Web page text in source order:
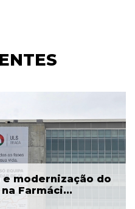
e modernização do
Farmáci...